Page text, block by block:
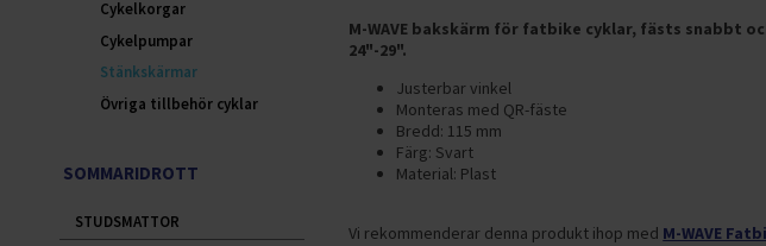
M-WAVE bakskärm för fatbike cyklar, fästs snabbt
24"-29".
Justerbar vinkel
Monteras med QR-fäste
Bredd: 115 mm
Färg: Svart
Material: Plast
Vi rekommenderar denna produkt ihop med M-WAVE
Cykelkorgar
Cykelpumpar
Stänkskärmar
Övriga tillbehör cyklar
SOMMARIDROTT
STUDSMATTOR